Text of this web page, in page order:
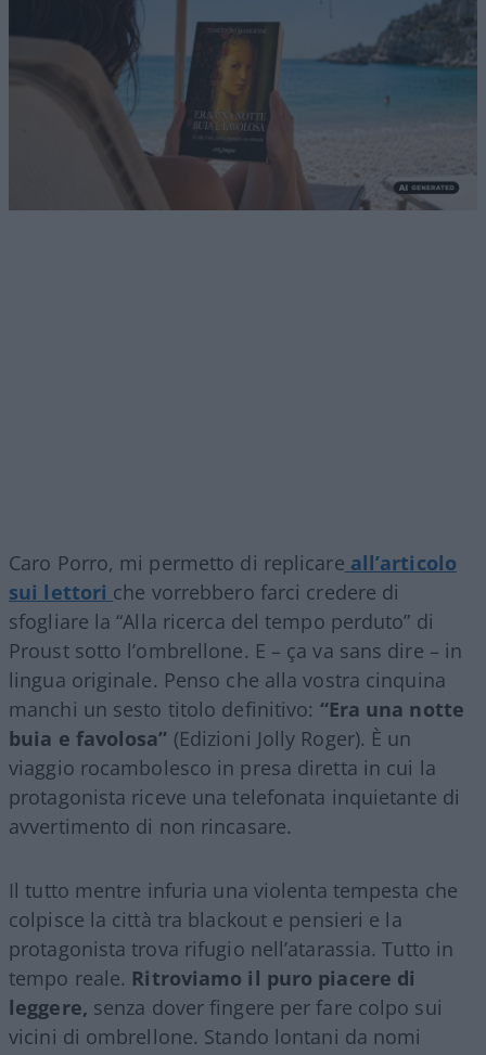
Caro Porro, mi permetto di replicare all’articolo
sui lettori che vorrebbero farci credere di
sfogliare la “Alla ricerca del tempo perduto” di
Proust sotto l’ombrellone. E – ça va sans dire – in
lingua originale. Penso che alla vostra cinquina
manchi un sesto titolo definitivo: “Era una notte
buia e favolosa” (Edizioni Jolly Roger). È un
viaggio rocambolesco in presa diretta in cui la
protagonista riceve una telefonata inquietante di
avvertimento di non rincasare.
Il tutto mentre infuria una violenta tempesta che
colpisce la città tra blackout e pensieri e la
protagonista trova rifugio nell’atarassia. Tutto in
tempo reale. Ritroviamo il puro piacere di
leggere, senza dover fingere per fare colpo sui
vicini di ombrellone. Stando lontani da nomi